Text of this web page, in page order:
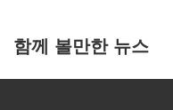
함께 볼만한 뉴스